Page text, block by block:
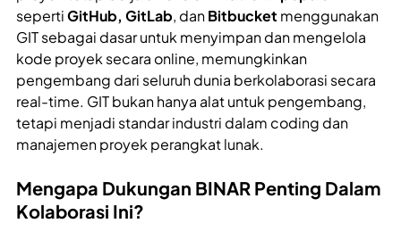
sepertiGitHub, GitLab, danBitbucket menggunakan
GIT sebagai dasar untuk menyimpan dan mengelola
kode proyek secara online, memungkinkan
pengembang dari seluruh dunia berkolaborasi secara
real-time. GIT bukan hanya alat untuk pengembang,
tetapi menjadi standar industri dalam coding dan
manajemen proyek perangkat lunak.
Mengapa Dukungan BINAR Penting Dalam
Kolaborasi Ini?